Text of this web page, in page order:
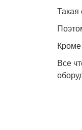
Такая
Кроме
Все